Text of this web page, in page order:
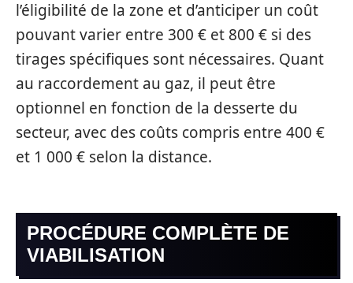
l’éligibilité de la zone et d’anticiper un coût
pouvant varier entre 300 € et 800 € si des
tirages spécifiques sont nécessaires. Quant
au raccordement au gaz, il peut être
optionnel en fonction de la desserte du
secteur, avec des coûts compris entre 400 €
et 1 000 € selon la distance.
PROCÉDURE COMPLÈTE DE
VIABILISATION